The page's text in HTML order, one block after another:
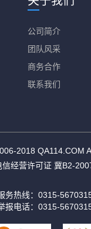
公司简介
团队风采
商务合作
联系我们
2018 QA114.COM
信经营许可证 冀B2-
务热线：0315-
报电话：0315-